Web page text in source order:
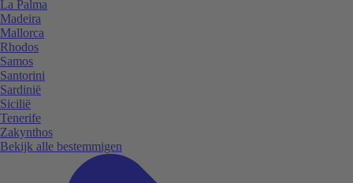
La Palma
Madeira
Mallorca
Rhodos
Samos
Santorini
Sardinië
Sicilië
Tenerife
Zakynthos
Bekijk alle bestemmigen